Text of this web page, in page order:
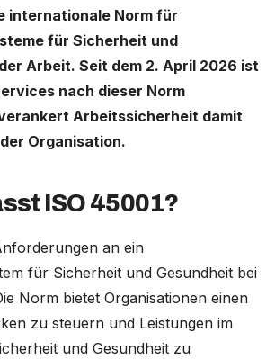
internationale Norm für
für Sicherheit und
Arbeit. Seit dem 2. April 2026 ist
nach dieser Norm
Arbeitssicherheit damit
Organisation.
ISO 45001?
an ein
für Sicherheit und Gesundheit bei
Norm bietet Organisationen einen
zu steuern und Leistungen im
und Gesundheit zu
(Deutsch)
(English)